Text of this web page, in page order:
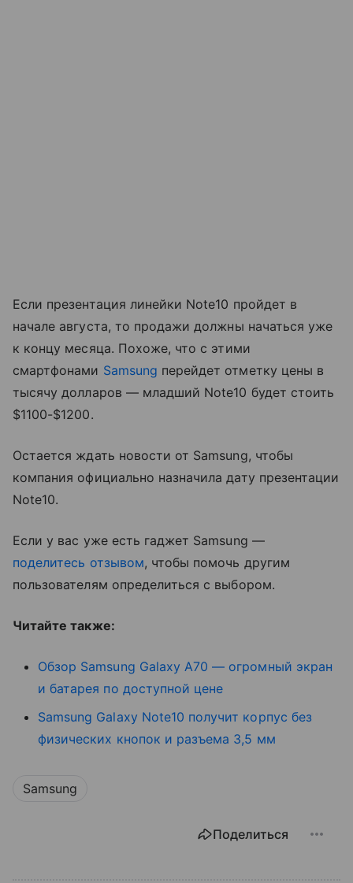
Если презентация линейки Note10 пройдет в
начале августа, то продажи должны начаться уже
к концу месяца. Похоже, что с этими
смартфонами Samsung перейдет отметку цены в
тысячу долларов — младший Note10 будет стоить
$1100-$1200.
Остается ждать новости от Samsung, чтобы
компания официально назначила дату презентации
Note10.
Если у вас уже есть гаджет Samsung —
поделитесь отзывом, чтобы помочь другим
пользователям определиться с выбором.
Читайте также:
Обзор Samsung Galaxy A70 — огромный экран
и батарея по доступной цене
Samsung Galaxy Note10 получит корпус без
физических кнопок и разъема 3,5 мм
Samsung
Поделиться